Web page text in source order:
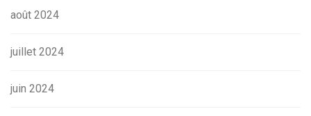
août 2024
juillet 2024
juin 2024